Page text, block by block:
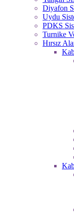
Diyafon
Uydu
PDKS
Turnike
Hırsız